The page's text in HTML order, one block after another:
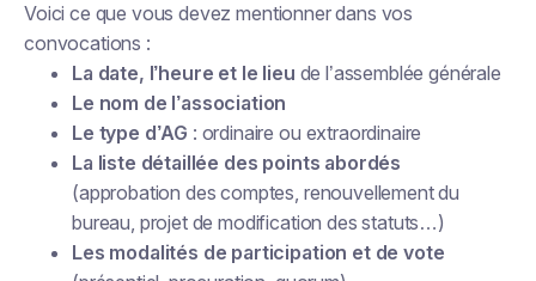
Voici ce que vous devez mentionner dans vos
convocations :
La date, l’heure et le lieu de l’assemblée générale
Le nom de l’association
Le type d’AG : ordinaire ou extraordinaire
La liste détaillée des points abordés
(approbation des comptes, renouvellement du
bureau, projet de modification des statuts…)
Les modalités de participation et de vote